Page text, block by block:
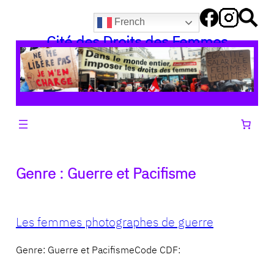
contenu
French
Cité des Droits des Femmes
Genre : Guerre et Pacifisme
Les femmes photographes de guerre
Genre: Guerre et PacifismeCode CDF: